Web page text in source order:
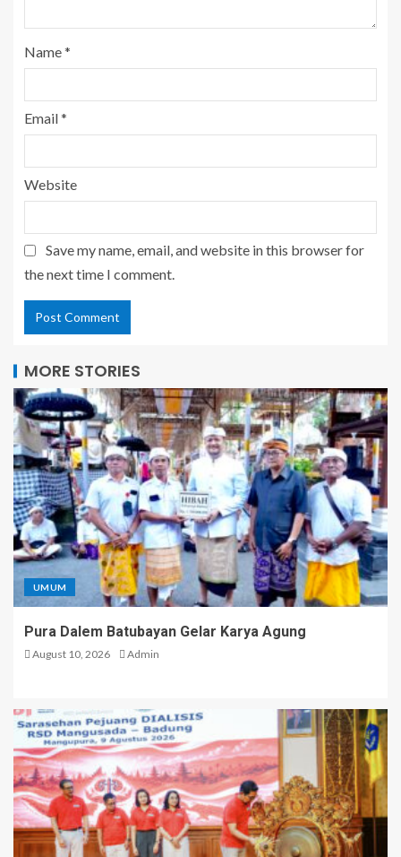
Name*
Email*
Website
Save my name, email, and website in this browser for
the next time I comment.
MORE STORIES
UMUM
Pura Dalem Batubayan Gelar Karya Agung
August 10, 2026 Admin